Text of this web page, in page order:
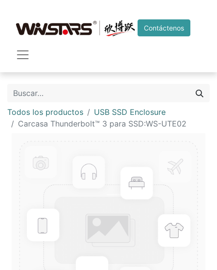
Contáctenos
Todos los productos
USB SSD Enclosure
Carcasa Thunderbolt™ 3 para SSD:WS-UTE02